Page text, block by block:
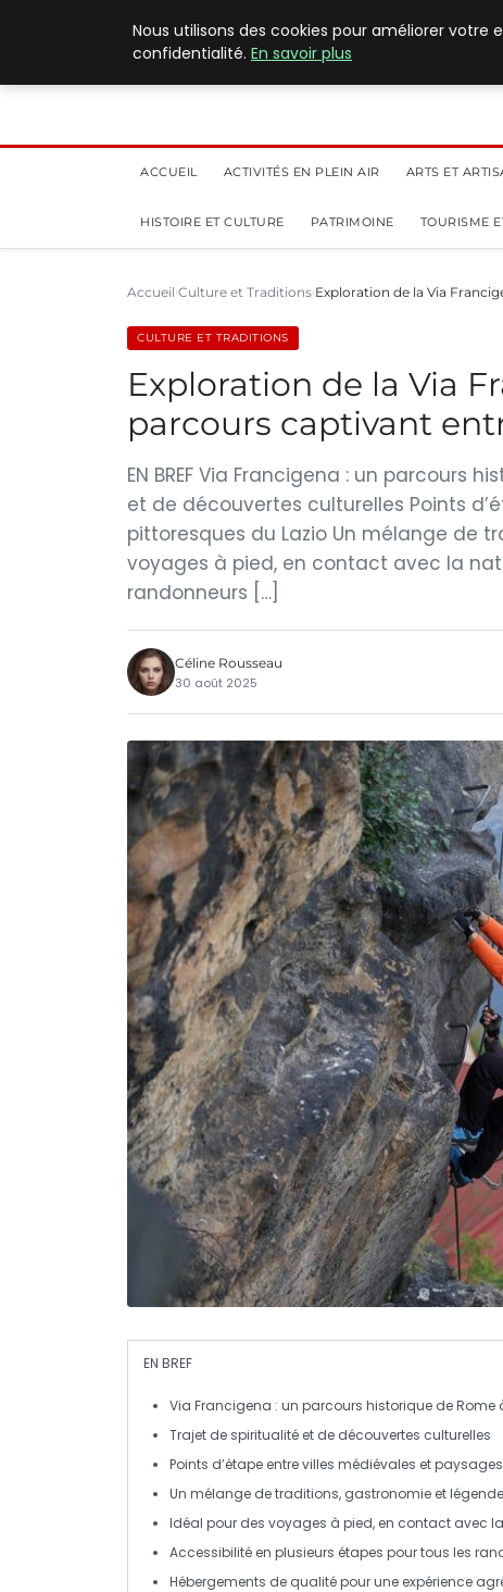
ACCUEIL ACTIVITÉS EN PLEIN AIR ARTS ET
HISTOIRE ET CULTURE PATRIMOINE TOURISME
Accueil Culture et Traditions Exploration de la Via
CULTURE ET TRADITIONS
Exploration de la Via
parcours captivant
EN BREF Via Francigena : un parcours
et de découvertes culturelles Points
pittoresques du Lazio Un mélange de
voyages à pied, en contact avec la
randonneurs […]
Céline Rousseau
30 août 2025
EN BREF
Via Francigena : un parcours historique de Rome
Trajet de spiritualité et de découvertes culturelles
Points d’étape entre villes médiévales et
Un mélange detraditions, gastronomie et
Idéal pour des voyages à pied, en contact avec
Accessibilité en plusieurs étapes pour tous les
Hébergements de qualité pour une expérience
Nous utilisons des cookies pour améliorer
confidentialité. En savoir plus